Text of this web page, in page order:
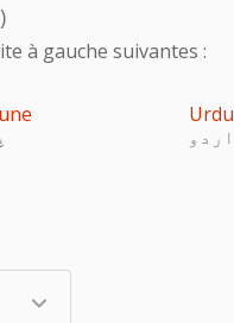
à gauche suivantes :
Urdu
اردو